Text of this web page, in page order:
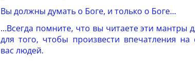
Вы должны думать о Боге, и только о Боге...
...Всегда помните, что вы читаете эти мантры
для того, чтобы произвести впечатления
вас людей.